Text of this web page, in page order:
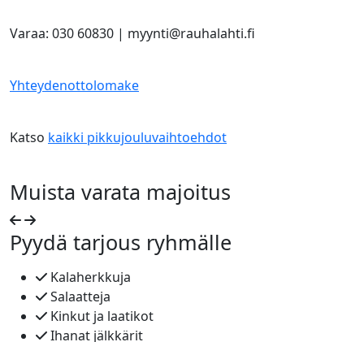
Varaa: 030 60830 | myynti@rauhalahti.fi
Yhteydenottolomake
Katso kaikki pikkujouluvaihtoehdot
Muista varata majoitus
Pyydä tarjous ryhmälle
Kalaherkkuja
Salaatteja
Kinkut ja laatikot
Ihanat jälkkärit